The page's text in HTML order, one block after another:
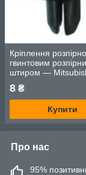
Кріплення
гвинтовим
штиром —
8 ₴
Купити
Про нас
95%